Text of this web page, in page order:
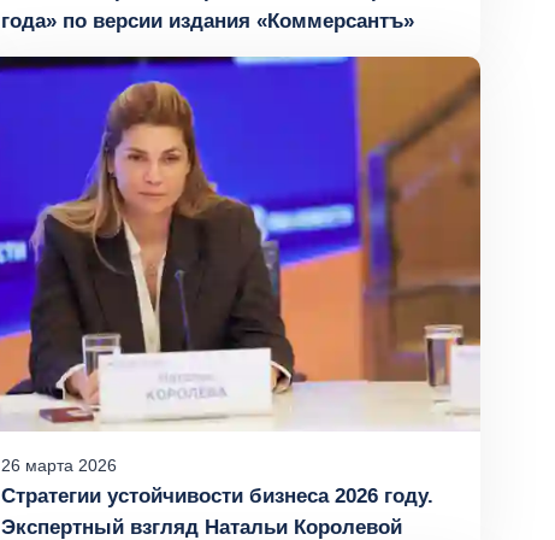
года» по версии издания «Коммерсантъ»
26 марта 2026
Стратегии устойчивости бизнеса 2026 году.
Экспертный взгляд Натальи Королевой